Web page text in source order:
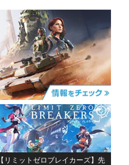
【リミットゼロブレイカーズ】先